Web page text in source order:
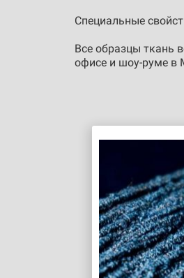
Специальные
Все образцы ткань
офисе и шоу-руме в